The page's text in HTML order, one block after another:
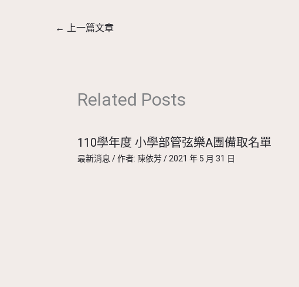
← 上一篇文章
Related Posts
110學年度 小學部管弦樂A團備取名單
最新消息 / 作者: 陳依芳/2021 年 5 月 31 日